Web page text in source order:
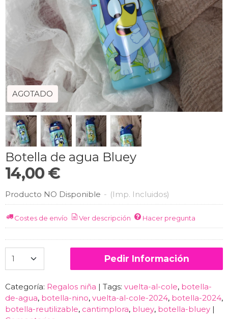
AGOTADO
Botella de agua Bluey
14,00 €
Producto NO Disponible - (Imp. Incluidos)
Costes de envío Ver descripción Hacer pregunta
Pedir Información
Categoría: Regalos niña | Tags: vuelta-al-cole botella-
de-agua botella-nino vuelta-al-cole-2024 botella-2024
botella-reutilizable cantimplora bluey botella-bluey |